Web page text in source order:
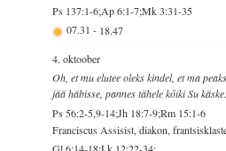
Ps 137:1-6;Ap 6:1-7;Mk 3:31-35
07.31 - 18.47
4. oktoober
Oh, et mu elutee oleks kindel, et ma
jää häbisse, pannes tähele kõiki Su
Ps 56:2-5,9-14;Jh 18:7-9;Rm 15:1-6
Franciscus Assisist, diakon,
Gl 6:14-18;Lk 12:22-34;